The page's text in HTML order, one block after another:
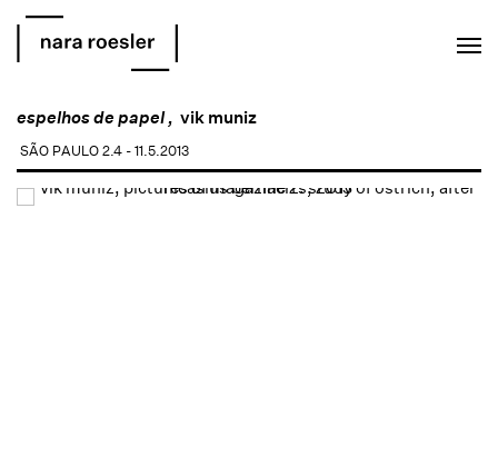
SÃO PAULO2.4 - 11.5.2013
vik muniz
espelhos de papel ,
Open a larger version of the following image in a popup: